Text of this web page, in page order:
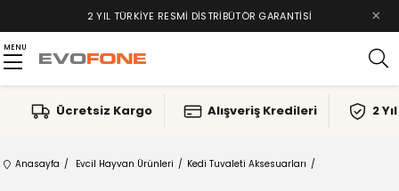
2 YIL TÜRKIYE RESMI DISTRIBÜTÖR GARANTISI ×
MENU
Ücretsiz Kargo Alışveriş Kredileri 2
Anasayfa Evcil Hayvan Ürünleri Kedi Tuvaleti Aksesuarları